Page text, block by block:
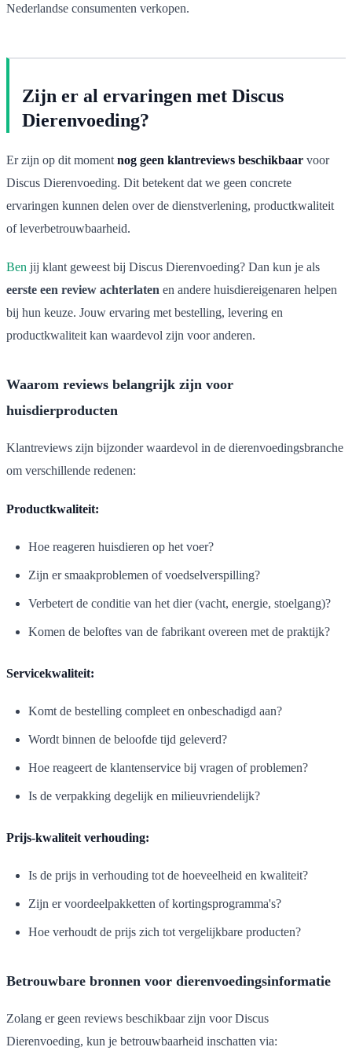
Nederlandse consumenten verkopen.
Zijn er al ervaringen met Discus
Dierenvoeding?
Er zijn op dit moment nog geen klantreviews beschikbaar voor
Discus Dierenvoeding. Dit betekent dat we geen concrete
ervaringen kunnen delen over de dienstverlening, productkwaliteit
of leverbetrouwbaarheid.
Ben jij klant geweest bij Discus Dierenvoeding? Dan kun je als
eerste een review achterlaten en andere huisdiereigenaren helpen
bij hun keuze. Jouw ervaring met bestelling, levering en
productkwaliteit kan waardevol zijn voor anderen.
Waarom reviews belangrijk zijn voor
huisdierproducten
Klantreviews zijn bijzonder waardevol in de dierenvoedingsbranche
om verschillende redenen:
Productkwaliteit:
Hoe reageren huisdieren op het voer?
Zijn er smaakproblemen of voedselverspilling?
Verbetert de conditie van het dier (vacht, energie, stoelgang)?
Komen de beloftes van de fabrikant overeen met de praktijk?
Servicekwaliteit:
Komt de bestelling compleet en onbeschadigd aan?
Wordt binnen de beloofde tijd geleverd?
Hoe reageert de klantenservice bij vragen of problemen?
Is de verpakking degelijk en milieuvriendelijk?
Prijs-kwaliteit verhouding:
Is de prijs in verhouding tot de hoeveelheid en kwaliteit?
Zijn er voordeelpakketten of kortingsprogramma's?
Hoe verhoudt de prijs zich tot vergelijkbare producten?
Betrouwbare bronnen voor dierenvoedingsinformatie
Zolang er geen reviews beschikbaar zijn voor Discus
Dierenvoeding, kun je betrouwbaarheid inschatten via: